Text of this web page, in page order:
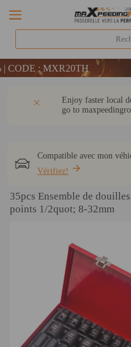
LIVRAISON
: MXR20TH
LIVRAISON
Enjoy faster local
go to
Compatible avec mon
Vérifiez!
35pcs Ensemble de
points 1/2quot; 8-32mm